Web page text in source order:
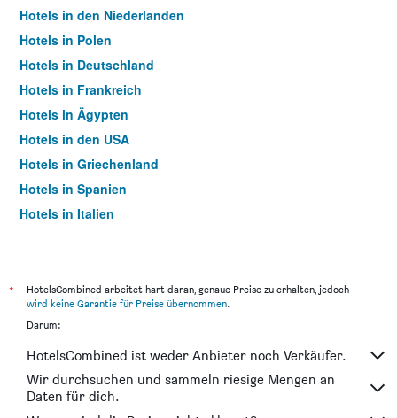
Hotels in den Niederlanden
Hotels in Polen
Hotels in Deutschland
Hotels in Frankreich
Hotels in Ägypten
Hotels in den USA
Hotels in Griechenland
Hotels in Spanien
Hotels in Italien
*
HotelsCombined arbeitet hart daran, genaue Preise zu erhalten, jedoch
wird keine Garantie für Preise übernommen.
Darum:
HotelsCombined ist weder Anbieter noch Verkäufer.
Wir durchsuchen und sammeln riesige Mengen an
Daten für dich.